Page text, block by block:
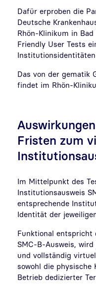
Dafür erproben die
Deutsche
Rhön-Klinikum in
Friendly User Tests
Das von der gematik
findet im Rhön-
Fristen zum
Im Mittelpunkt des
Institutionsausweis
entsprechende
Identität der
Funktional entspricht
SMC-B-Ausweis,
und vollständig
sowohl die physische
Betrieb dedizierter